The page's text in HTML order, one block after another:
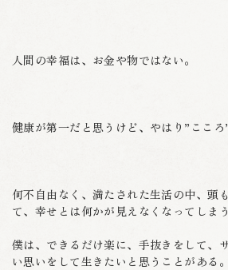
人間の幸福は、お金や物ではない。
健康が第一だと思うけど、やはり”こころ
何不自由なく、満たされた生活の中、頭
て、幸せとは何かが見えなくなってしまう
僕は、できるだけ楽に、手抜きをして、
い思いをして生きたいと思うことがある。